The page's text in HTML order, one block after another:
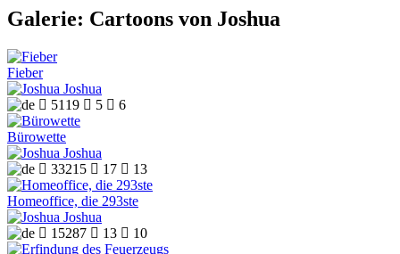
Galerie: Cartoons von Joshua
Fieber
Joshua
 5119  5  6
Bürowette
Joshua
 33215  17  13
Homeoffice, die 293ste
Joshua
 15287  13  10